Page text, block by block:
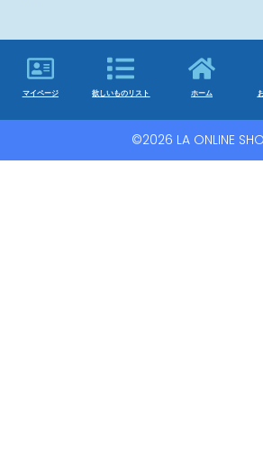
マイページ 欲しいものリスト ホーム
©2026 LA ONLINE